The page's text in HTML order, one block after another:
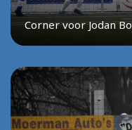
Corner voor Jodan